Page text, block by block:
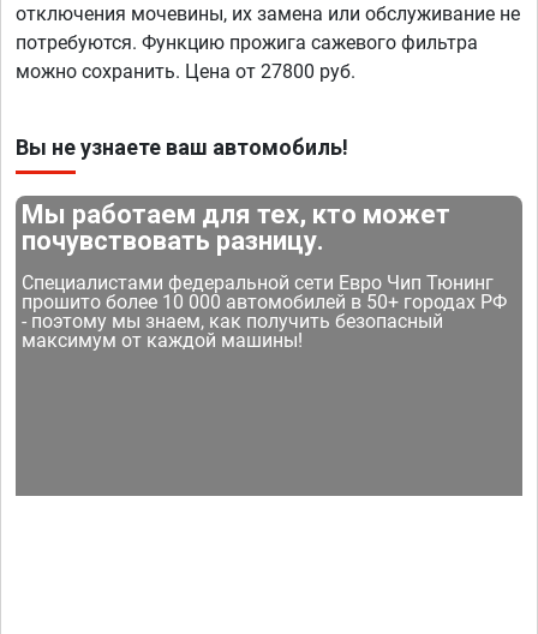
отключения мочевины, их замена или обслуживание не
потребуются. Функцию прожига сажевого фильтра
можно сохранить. Цена от 27800 руб.
Вы не узнаете ваш автомобиль!
Мы работаем для тех, кто может
почувствовать разницу.
Специалистами федеральной сети Евро Чип Тюнинг
прошито более 10 000 автомобилей в 50+ городах РФ
- поэтому мы знаем, как получить безопасный
максимум от каждой машины!